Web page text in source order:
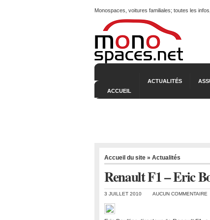
Monospaces, voitures familiales; toutes les
ACCUEIL
ACTUALITÉS
Accueil du site » Actualités
Renault F1 – Eric
3 JUILLET 2010 AUCUN COMMENTAIRE